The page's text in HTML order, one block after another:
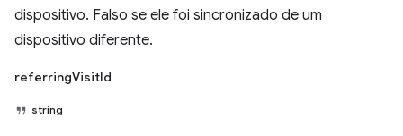
dispositivo. Falso se ele foi sincronizado de um
dispositivo diferente.
referringVisitId
string